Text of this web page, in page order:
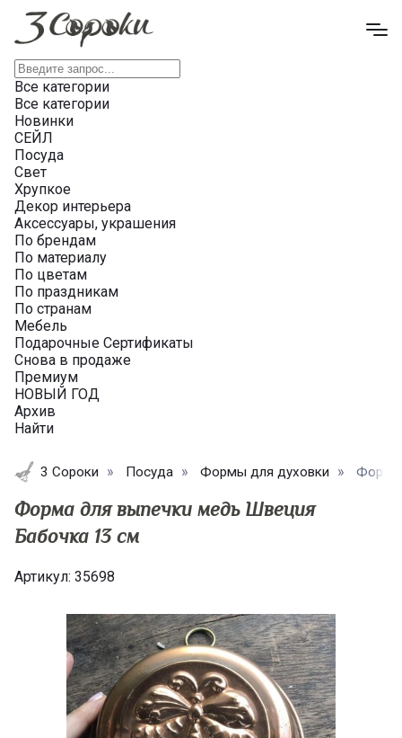
Все категории
Все категории
Новинки
СЕЙЛ
Посуда
Свет
Хрупкое
Декор интерьера
Аксессуары, украшения
По брендам
По материалу
По цветам
По праздникам
По странам
Мебель
Подарочные Сертификаты
Снова в продаже
Премиум
НОВЫЙ ГОД
Архив
Найти
3 Сороки Посуда Формы для духовки Форма
Форма для выпечки медь Швеция
Бабочка 13 см
Артикул: 35698